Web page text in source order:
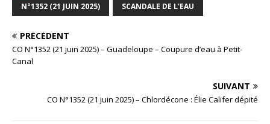
N°1352 (21 JUIN 2025) SCANDALE DE L'EAU
PRÉCÉDENT
CO N°1352 (21 juin 2025) – Guadeloupe – Coupure d’eau à Petit-
Canal
SUIVANT
CO N°1352 (21 juin 2025) – Chlordécone : Élie Califer dépité